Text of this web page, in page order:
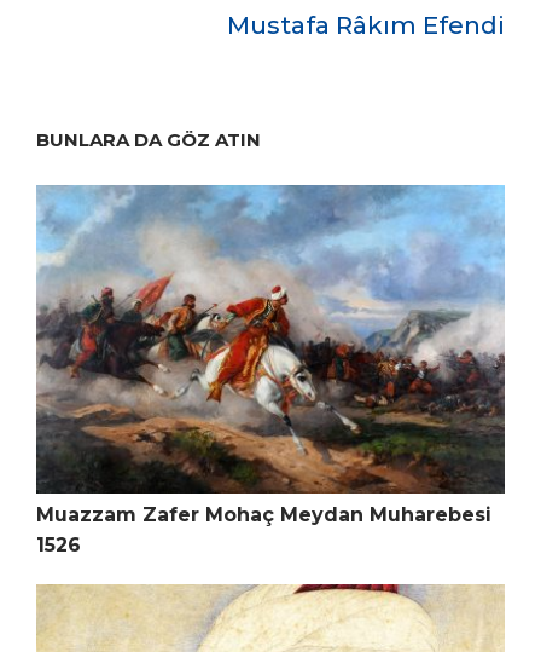
Mustafa Râkım Efendi
BUNLARA DA GÖZ ATIN
Muazzam Zafer Mohaç Meydan Muharebesi
1526